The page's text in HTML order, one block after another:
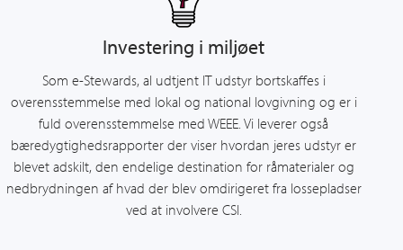
Investering i miljøet
Som e-Stewards, al udtjent IT udstyr bortskaffes i
overensstemmelse med lokal og national lovgivning og er i
fuld overensstemmelse med WEEE. Vi leverer også
bæredygtighedsrapporter der viser hvordan jeres udstyr er
blevet adskilt, den endelige destination for råmaterialer og
nedbrydningen af hvad der blev omdirigeret fra lossepladser
ved at involvere CSI.